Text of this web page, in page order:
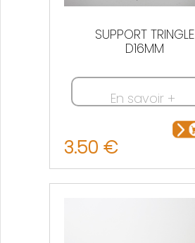
SUPPORT TRINGLE
D16MM
En savoir +
3.50 €